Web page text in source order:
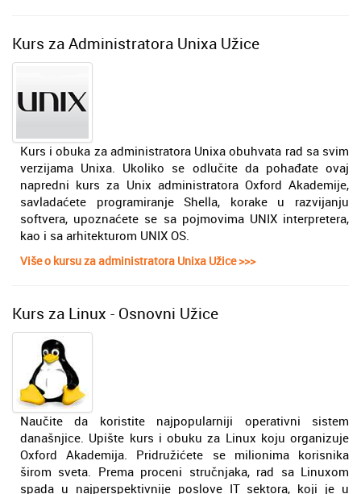
Kurs za Administratora Unixa Užice
Kurs i obuka za administratora Unixa obuhvata rad sa svim
verzijama Unixa. Ukoliko se odlučite da pohađate ovaj
napredni kurs za Unix administratora Oxford Akademije,
savladaćete programiranje Shella, korake u razvijanju
softvera, upoznaćete se sa pojmovima UNIX interpretera,
kao i sa arhitekturom UNIX OS.
Više o kursu za administratora Unixa Užice >>>
Kurs za Linux - Osnovni Užice
Naučite da koristite najpopularniji operativni sistem
današnjice. Upište kurs i obuku za Linux koju organizuje
Oxford Akademija. Pridružićete se milionima korisnika
širom sveta. Prema proceni stručnjaka, rad sa Linuxom
spada u najperspektivnije poslove IT sektora, koji je u